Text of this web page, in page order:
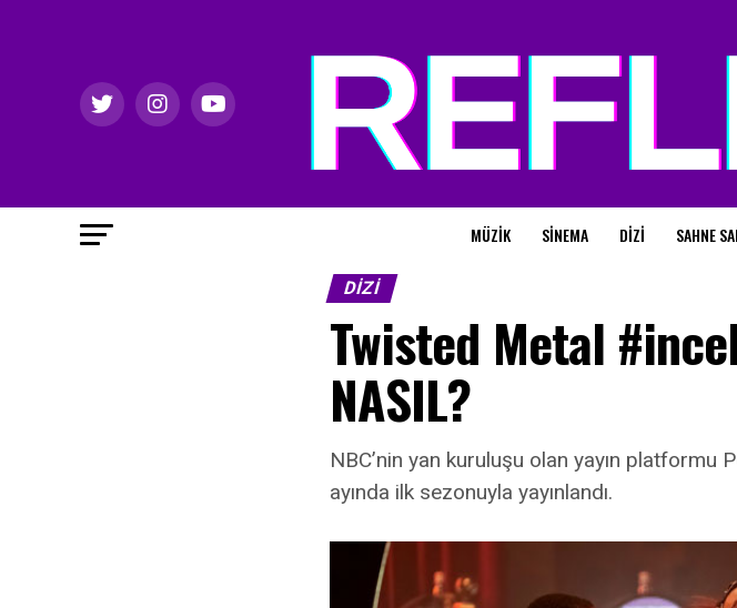
MÜZIK SINEMA DIZI SAHNE
DIZI
Twisted Metal
NASIL?
NBC’nin yan kuruluşu olan yayın platformu
ayında ilk sezonuyla yayınlandı.